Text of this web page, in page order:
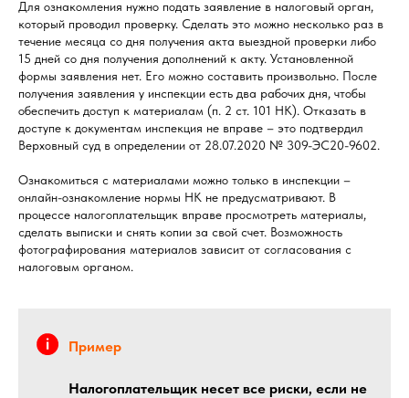
Для ознакомления нужно подать заявление в налоговый орган,
который проводил проверку. Сделать это можно несколько раз в
течение месяца со дня получения акта выездной проверки либо
15 дней со дня получения дополнений к акту. Установленной
формы заявления нет. Его можно составить произвольно. После
получения заявления у инспекции есть два рабочих дня, чтобы
обеспечить доступ к материалам (п. 2 ст. 101 НК). Отказать в
доступе к документам инспекция не вправе – это подтвердил
Верховный суд в определении от 28.07.2020 № 309-ЭС20-9602.
Ознакомиться с материалами можно только в инспекции –
онлайн-ознакомление нормы НК не предусматривают. В
процессе налогоплательщик вправе просмотреть материалы,
сделать выписки и снять копии за свой счет. Возможность
фотографирования материалов зависит от согласования с
налоговым органом.
Пример
Налогоплательщик несет все риски, если не